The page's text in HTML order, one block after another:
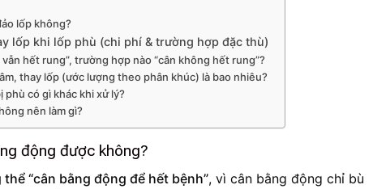
lốp không?
lốp khi lốp phù (chi phí & trường hợp đặc thù)
hết rung”, trường hợp nào “cân không hết rung”?
thay lốp (ước lượng theo phân khúc) là bao nhiêu?
có gì khác khi xử lý?
nên làm gì?
động được không?
“cân bằng động để hết bệnh”, vì cân bằng động chỉ bù